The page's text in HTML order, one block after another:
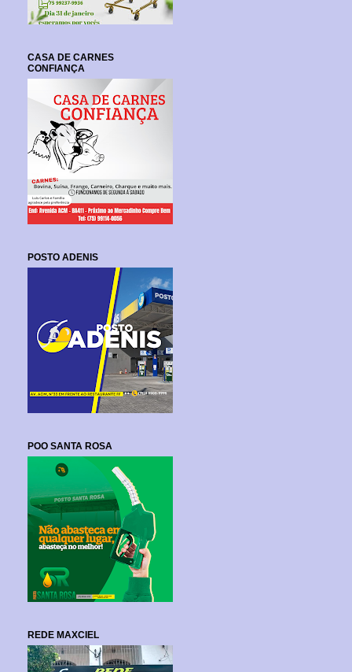
CASA DE CARNES
CONFIANÇA
POSTO ADENIS
POO SANTA ROSA
REDE MAXCIEL